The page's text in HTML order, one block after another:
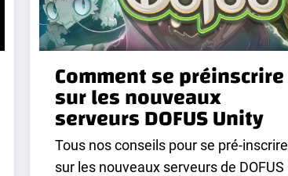
Comment se préinscrire
sur les nouveaux
serveurs DOFUS Unity
Tous nos conseils pour se pré-inscrire
sur les nouveaux serveurs de DOFUS